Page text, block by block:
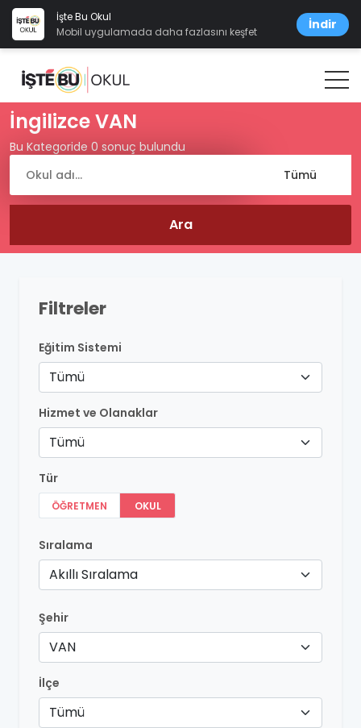
İşte Bu Okul
Mobil uygulamada daha fazlasını keşfet
İndir
İngilizce VAN
Bu Kategoride 0 sonuç bulundu
Filtreler
Eğitim Sistemi
Tümü
Hizmet ve Olanaklar
Tümü
Tür
ÖĞRETMEN OKUL
Sıralama
Akıllı Sıralama
Şehir
VAN
İlçe
Tümü